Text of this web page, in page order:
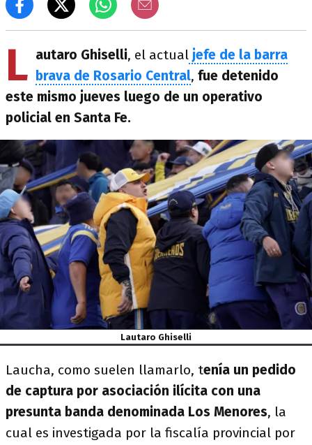
L autaro Ghiselli, el actual jefe de la barra
brava de Rosario Central, fue detenido
este mismo jueves luego de un operativo
policial en Santa Fe.
Lautaro Ghiselli
Laucha, como suelen llamarlo, tenía un pedido
de captura por asociación ilícita con una
presunta banda denominada Los Menores, la
cual es investigada por la fiscalía provincial por